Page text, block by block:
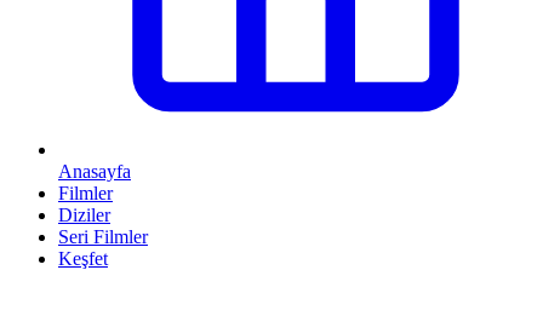
Anasayfa
Filmler
Diziler
Seri Filmler
Keşfet